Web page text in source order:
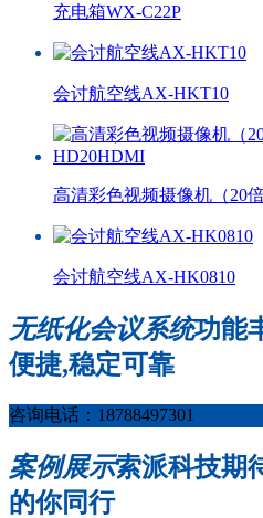
充电箱WX-C22P
会讨航空线AX-HKT10
高清彩色视频摄像机（20
会讨航空线AX-HK0810
无纸化会议系统功能
便捷,稳定可靠
咨询电话：18788497301
案例展示索派科技期
的你同行